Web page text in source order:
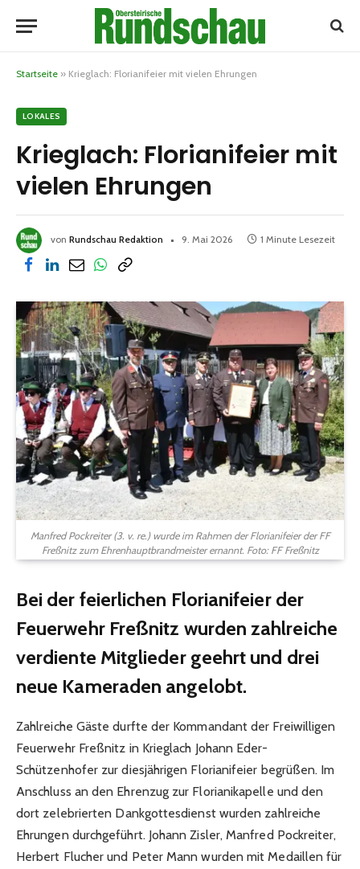
Startseite » Krieglach: Florianifeier mit vielen Ehrungen
LOKALES
Krieglach: Florianifeier mit
vielen Ehrungen
von Rundschau Redaktion 9. Mai 2026 1 Minute Lesezeit
Manfred Pockreiter (3. v. re.) wurde im Rahmen der Florianifeier der FF
Freßnitz zum Ehrenhauptbrandmeister ernannt. Foto: FF Freßnitz
Bei der feierlichen Florianifeier der
Feuerwehr Freßnitz wurden zahlreiche
verdiente Mitglieder geehrt und drei
neue Kameraden angelobt.
Zahlreiche Gäste durfte der Kommandant der Freiwilligen
Feuerwehr Freßnitz in Krieglach Johann Eder-
Schützenhofer zur diesjährigen Florianifeier begrüßen. Im
Anschluss an den Ehrenzug zur Florianikapelle und den
dort zelebrierten Dankgottesdienst wurden zahlreiche
Ehrungen durchgeführt. Johann Zisler, Manfred Pockreiter,
Herbert Flucher und Peter Mann wurden mit Medaillen für